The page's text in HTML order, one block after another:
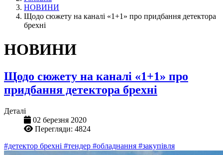
НОВИНИ
Щодо сюжету на каналі «1+1» про придбання детектора
брехні
НОВИНИ
Щодо сюжету на каналі «1+1» про
придбання детектора брехні
Деталі
02 березня 2020
Перегляди: 4824
#детектор брехні #тендер #обладнання #закупівля